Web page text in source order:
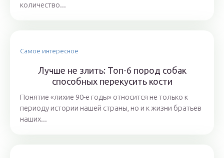
количество...
Самое интересное
Лучше не злить: Топ-6 пород собак
способных перекусить кости
Понятие «лихие 90-е годы» относится не только к
периоду истории нашей страны, но и к жизни братьев
наших...